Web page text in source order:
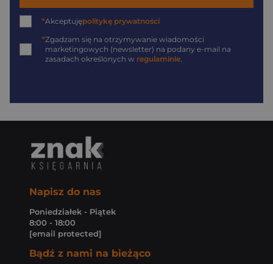
*Akceptujępolitykę prywatności
*Zgadzam się na otrzymywanie wiadomości
marketingowych (newsletter) na podany e-mail na
zasadach określonych w regulaminie.
Napisz do nas
Poniedziałek - Piątek
8:00 - 18:00
[email protected]
Bądź z nami na bieżąco